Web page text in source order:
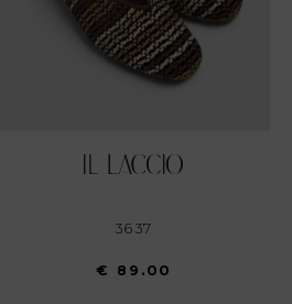
36 37
€ 89.00